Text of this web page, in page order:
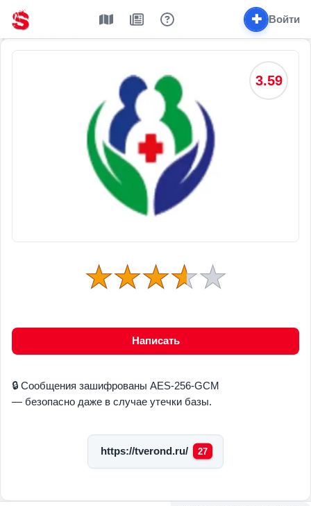
✚ Войти
3.59
Написать
🔒 Сообщения зашифрованы AES-256-GCM
— безопасно даже в случае утечки базы.
https://tverond.ru/ 27